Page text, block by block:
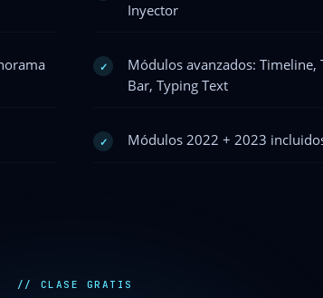
Inyector
✓
Módulos avanzados: Timeline,
Bar, Typing Text
✓ Módulos 2022 + 2023
// CLASE GRATIS